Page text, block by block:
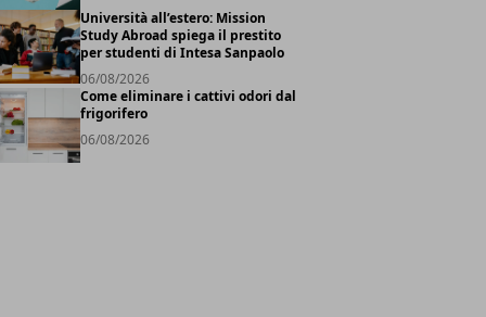
Università all’estero: Mission
Study Abroad spiega il prestito
per studenti di Intesa Sanpaolo
06/08/2026
Come eliminare i cattivi odori dal
frigorifero
06/08/2026